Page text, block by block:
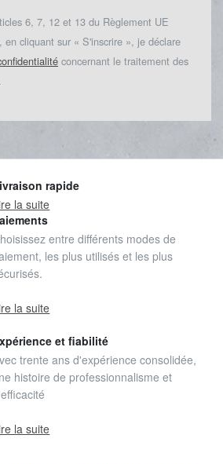
6, 7, 12 et 13 du Règlement UE
en cliquant sur « S'inscrire », je déclare
concernant le traitement des
rapide
la suite
entre différents modes de
les plus utilisés et les plus
la suite
et fiabilité
trente ans d'expérience consolidée,
histoire de professionnalisme et
la suite